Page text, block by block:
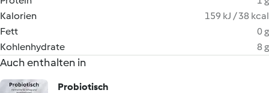
Kalorien
159 kJ / 38 kcal
Fett
0 g
Kohlenhydrate
8 g
Auch enthalten in
Probiotisch